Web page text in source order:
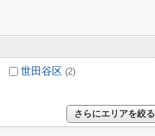
世田谷区 (2)
さらにエリアを絞る